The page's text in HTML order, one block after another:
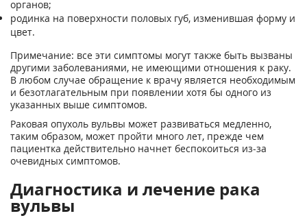
органов;
родинка на поверхности половых губ, изменившая форму и
цвет.
Примечание: все эти симптомы могут также быть вызваны
другими заболеваниями, не имеющими отношения к раку.
В любом случае обращение к врачу является необходимым
и безотлагательным при появлении хотя бы одного из
указанных выше симптомов.
Раковая опухоль вульвы может развиваться медленно,
таким образом, может пройти много лет, прежде чем
пациентка действительно начнет беспокоиться из-за
очевидных симптомов.
Диагностика и лечение рака
вульвы